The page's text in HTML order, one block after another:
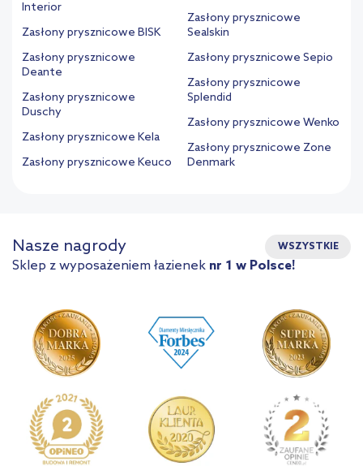
Interior
Zasłony prysznicowe BISK
Zasłony prysznicowe
Deante
Zasłony prysznicowe
Duschy
Zasłony prysznicowe Kela
Zasłony prysznicowe Keuco
Zasłony prysznicowe
Sealskin
Zasłony prysznicowe Sepio
Zasłony prysznicowe
Splendid
Zasłony prysznicowe Wenko
Zasłony prysznicowe Zone
Denmark
Nasze nagrody WSZYSTKIE
Sklep z wyposażeniem łazienek nr 1 w Polsce!